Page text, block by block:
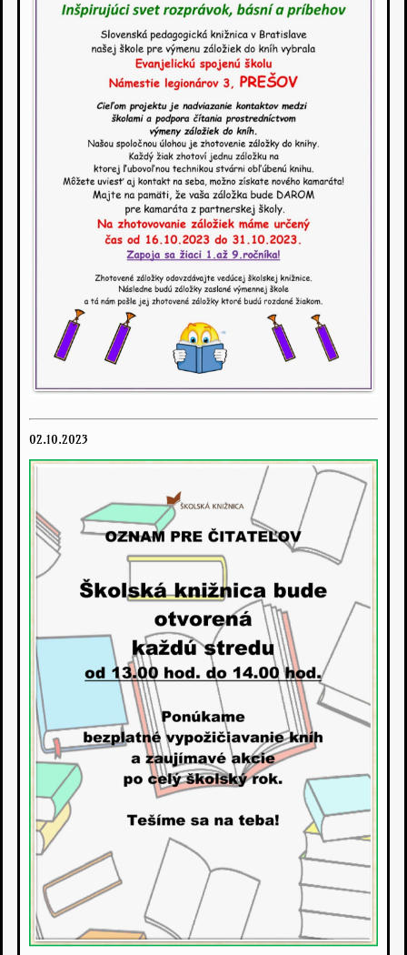
02.10.2023